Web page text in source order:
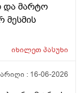
და მარტო
მესმის
იხილეთპასუხი
: 16-06-2026